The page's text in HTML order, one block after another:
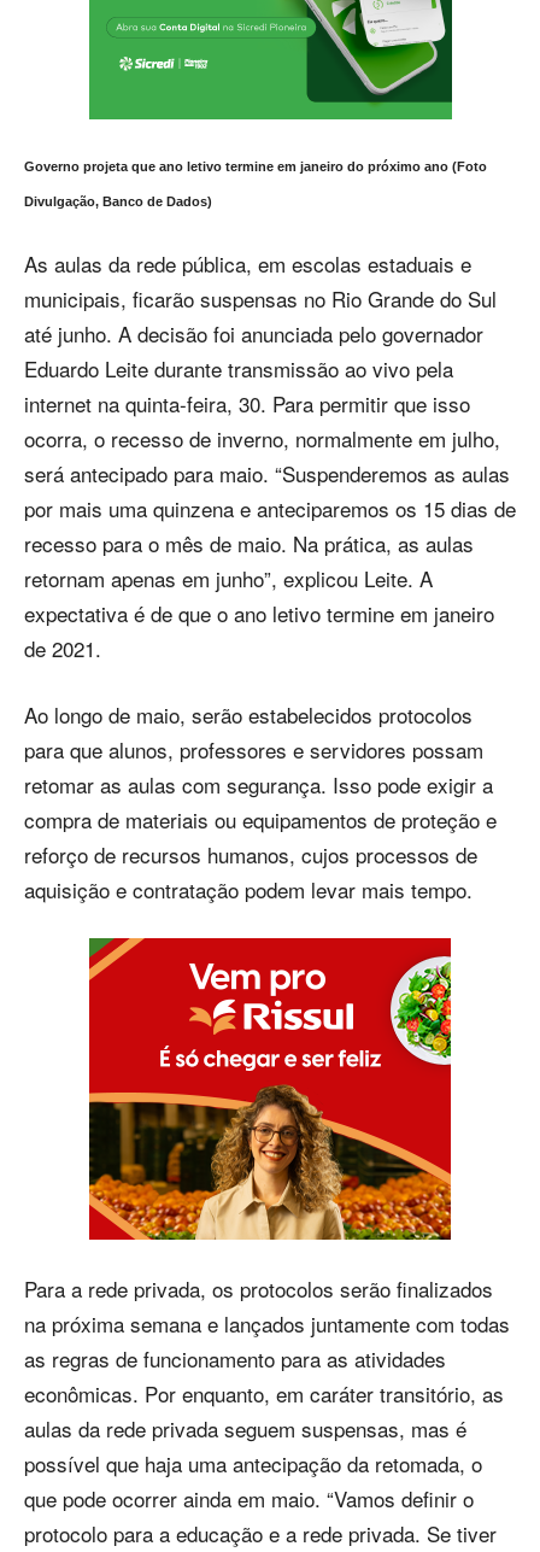
Governo projeta que ano letivo termine em janeiro do próximo ano (Foto
Divulgação, Banco de Dados)
As aulas da rede pública, em escolas estaduais e
municipais, ficarão suspensas no Rio Grande do Sul
até junho. A decisão foi anunciada pelo governador
Eduardo Leite durante transmissão ao vivo pela
internet na quinta-feira, 30. Para permitir que isso
ocorra, o recesso de inverno, normalmente em julho,
será antecipado para maio. “Suspenderemos as aulas
por mais uma quinzena e anteciparemos os 15 dias de
recesso para o mês de maio. Na prática, as aulas
retornam apenas em junho”, explicou Leite. A
expectativa é de que o ano letivo termine em janeiro
de 2021.
Ao longo de maio, serão estabelecidos protocolos
para que alunos, professores e servidores possam
retomar as aulas com segurança. Isso pode exigir a
compra de materiais ou equipamentos de proteção e
reforço de recursos humanos, cujos processos de
aquisição e contratação podem levar mais tempo.
Para a rede privada, os protocolos serão finalizados
na próxima semana e lançados juntamente com todas
as regras de funcionamento para as atividades
econômicas. Por enquanto, em caráter transitório, as
aulas da rede privada seguem suspensas, mas é
possível que haja uma antecipação da retomada, o
que pode ocorrer ainda em maio. “Vamos definir o
protocolo para a educação e a rede privada. Se tiver